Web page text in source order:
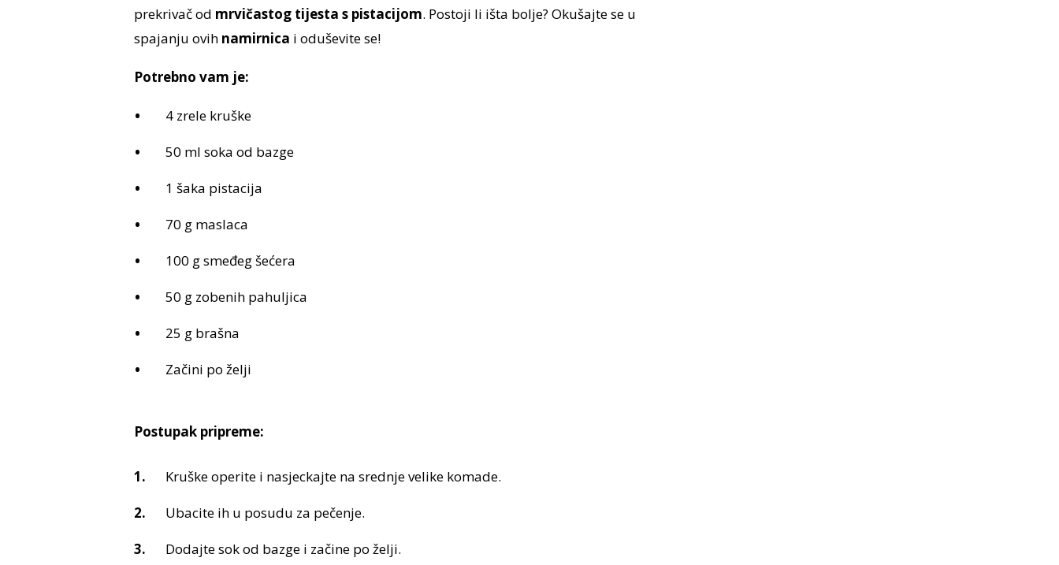
prekrivač od mrvičastog tijesta s pistacijom. Postoji li išta bolje? Okušajte se u
spajanju ovihnamirnica i oduševite se!
Potrebno vam je:
4 zrele kruške
50 ml soka od bazge
1 šaka pistacija
70 g maslaca
100 g smeđeg šećera
50 g zobenih pahuljica
25 g brašna
Začini po želji
Postupak pripreme:
Kruške operite i nasjeckajte na srednje velike komade.
Ubacite ih u posudu za pečenje.
Dodajte sok od bazge i začine po želji.